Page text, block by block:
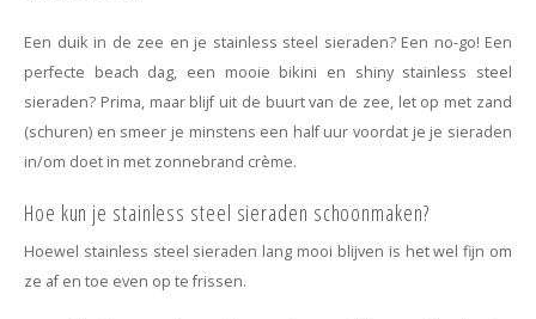
Een duik in de zee en je stainless steel sieraden? Een no-go! Een
perfecte beach dag, een mooie bikini en shiny stainless steel
sieraden? Prima, maar blijf uit de buurt van de zee, let op met zand
(schuren) en smeer je minstens een half uur voordat je je sieraden
in/om doet in met zonnebrand crème.
Hoe kun je stainless steel sieraden schoonmaken?
Hoewel stainless steel sieraden lang mooi blijven is het wel fijn om
ze af en toe even op te frissen.